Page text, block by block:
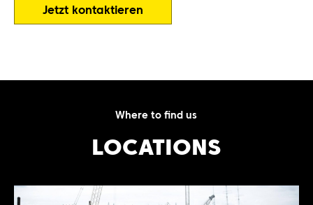
Jetzt kontaktieren
Where to find us
LOCATIONS